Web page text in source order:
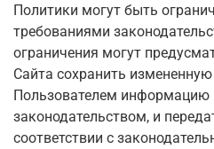
Политики могут быть
требованиями
ограничения могут
Сайта сохранить
Пользователем информацию
законодательством, и
соответствии с